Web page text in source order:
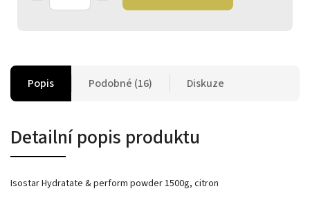
Popis Podobné (16) Diskuze
Detailní popis produktu
Isostar Hydratate & perform powder 1500g, citron